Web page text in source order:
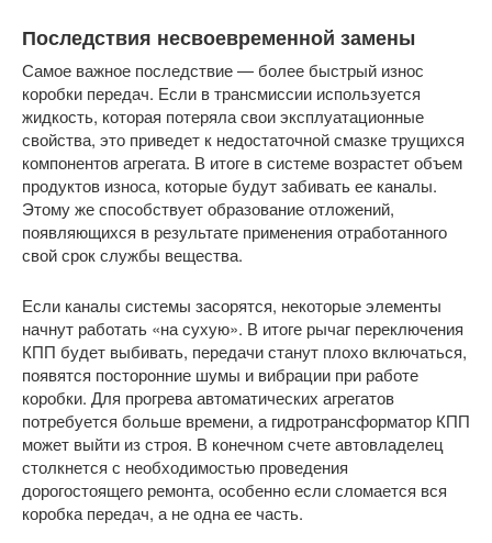
Последствия несвоевременной замены
Самое важное последствие — более быстрый износ
коробки передач. Если в трансмиссии используется
жидкость, которая потеряла свои эксплуатационные
свойства, это приведет к недостаточной смазке трущихся
компонентов агрегата. В итоге в системе возрастет объем
продуктов износа, которые будут забивать ее каналы.
Этому же способствует образование отложений,
появляющихся в результате применения отработанного
свой срок службы вещества.
Если каналы системы засорятся, некоторые элементы
начнут работать «на сухую». В итоге рычаг переключения
КПП будет выбивать, передачи станут плохо включаться,
появятся посторонние шумы и вибрации при работе
коробки. Для прогрева автоматических агрегатов
потребуется больше времени, а гидротрансформатор КПП
может выйти из строя. В конечном счете автовладелец
столкнется с необходимостью проведения
дорогостоящего ремонта, особенно если сломается вся
коробка передач, а не одна ее часть.